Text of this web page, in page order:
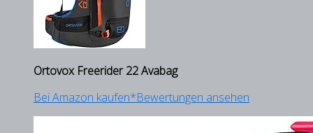
Ortovox Freerider 22 Avabag
Bei Amazon kaufen*Bewertungen ansehen